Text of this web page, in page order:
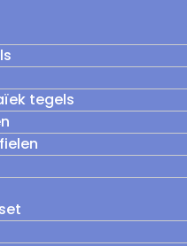
tegels